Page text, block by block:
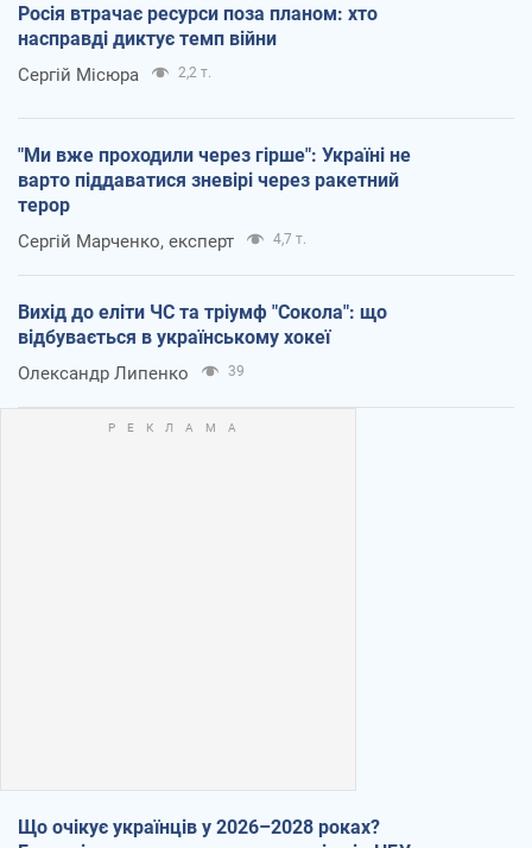
Росія втрачає ресурси поза планом: хто
насправді диктує темп війни
Сергій Місюра 2,2 т.
"Ми вже проходили через гірше": Україні не
варто піддаватися зневірі через ракетний
терор
Сергій Марченко, експерт 4,7 т.
Вихід до еліти ЧС та тріумф "Сокола": що
відбувається в українському хокеї
Олександр Липенко 39
Що очікує українців у 2026–2028 роках?